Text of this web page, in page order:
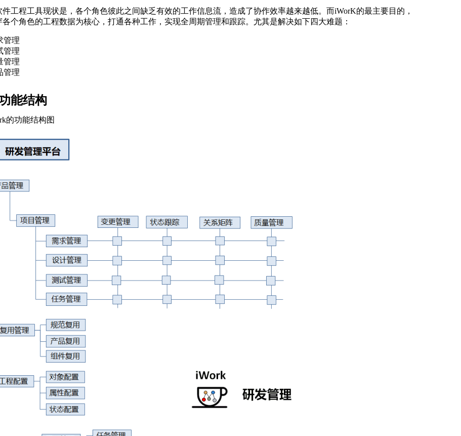
工程工具现状是，各个角色彼此之间缺乏有效的工作信息流，造成了协作效率越来越低。而iWorK的最主要目的，
各个角色的工程数据为核心，打通各种工作，实现全周期管理和跟踪。尤其是解决如下四大难题：
管理
管理
管理
管理
能结构
的功能结构图